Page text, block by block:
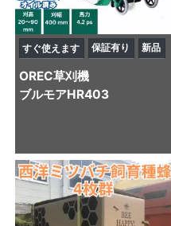
すぐ使えます 保証有り 新品
OREC草刈機
ブルモアHR403